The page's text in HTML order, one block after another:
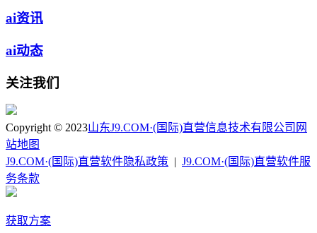
ai资讯
ai动态
关注我们
Copyright © 2023山东J9.COM·(国际)直营信息技术有限公司 网
站地图
J9.COM·(国际)直营软件隐私政策
J9.COM·(国际)直营软件服
务条款
获取方案